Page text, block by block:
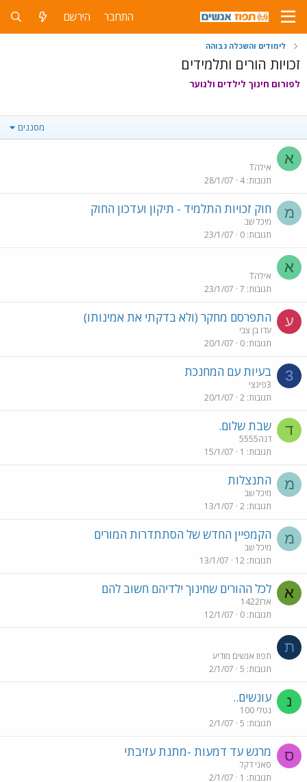
התחבר הירשם
לימודים והשכלה גבוהה
זכויות הורים ותלמידים
לפורום חינוך לילדים ולנוער
מסננים
א
אילהT
תגובות 4
28/1/07
מ חוק זכויות התלמיד - תיקון ועדכון החוק
מיכל שב
תגובות 0
23/1/07
א
אילהT
תגובות 7
23/1/07
ע התפרסם מחקר (ולא בדקתי את אמינותו)
עדו בן צבי
תגובות 0
20/1/07
3 בעיות עם המחנכת
3פינצי
תגובות 2
20/1/07
ד שבת שלום.
דנה5555
תגובות 1
15/1/07
מ התנצלות
מיכל שב
תגובות 2
13/1/07
מ הקמפיין החדש של הסתתדרות המורים
מיכל שב
תגובות 12
13/1/07
א לכל ההורים שחינוך ילדיהם חשוב להם
ארז1422
תגובות 0
12/1/07
ת
תפוז אנשים מודיע
תגובות 5
2/1/07
נ עונשים..
נטלי 100
תגובות 5
2/1/07
ס מרגש עד דמעות -מתנת עזיבתי
סאני דקל
תגובות 1
2/1/07